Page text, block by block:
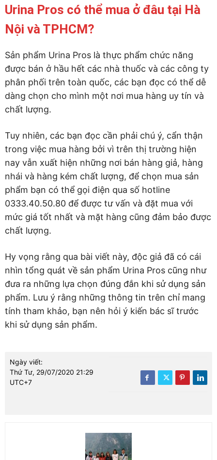
Urina Pros có thể mua ở đâu tại Hà
Nội và TPHCM?
Sản phẩm Urina Pros là thực phẩm chức năng
được bán ở hầu hết các nhà thuốc và các công ty
phân phối trên toàn quốc, các bạn đọc có thể dễ
dàng chọn cho mình một nơi mua hàng uy tín và
chất lượng.
Tuy nhiên, các bạn đọc cần phải chú ý, cẩn thận
trong việc mua hàng bởi vì trên thị trường hiện
nay vẫn xuất hiện những nơi bán hàng giả, hàng
nhái và hàng kém chất lượng, để chọn mua sản
phẩm bạn có thể gọi điện qua số hotline
0333.40.50.80 để được tư vấn và đặt mua với
mức giá tốt nhất và mặt hàng cũng đảm bảo được
chất lượng.
Hy vọng rằng qua bài viết này, độc giả đã có cái
nhìn tổng quát về sản phẩm Urina Pros cũng như
đưa ra những lựa chọn đúng đắn khi sử dụng sản
phẩm. Lưu ý rằng những thông tin trên chỉ mang
tính tham khảo, bạn nên hỏi ý kiến bác sĩ trước
khi sử dụng sản phẩm.
Ngày viết:
Thứ Tư, 29/07/2020 21:29
UTC+7